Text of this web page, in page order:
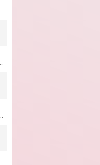
Supernatural